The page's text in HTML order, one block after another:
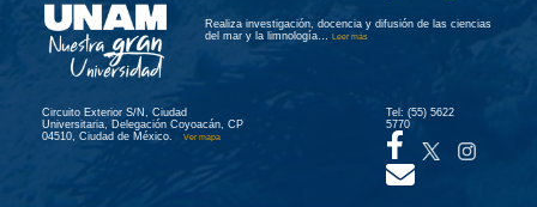
Realiza investigación, docencia y difusión de las ciencias
del mar y la limnología… Leer más
Circuito Exterior S/N, Ciudad
Universitaria, Delegación Coyoacán, CP
04510, Ciudad de México. Ver mapa
Tel: (55) 5622
5770